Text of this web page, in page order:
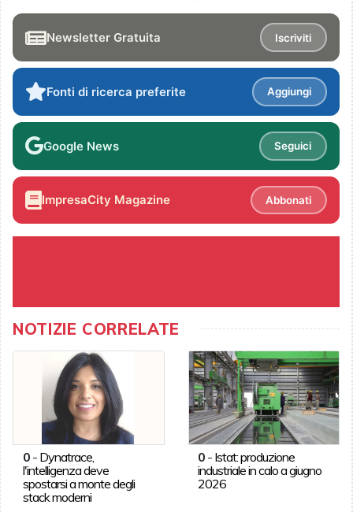
Newsletter Gratuita Iscriviti
Fonti di ricerca preferite Aggiungi
Google News Seguici
ImpresaCity Magazine Abbonati
NOTIZIE CORRELATE
0- Dynatrace,
l'intelligenza deve
spostarsi a monte degli
stack moderni
0 - Istat: produzione
industriale in calo a giugno
2026